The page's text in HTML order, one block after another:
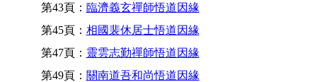
第43頁： 臨濟義玄禪師悟道因緣
第45頁： 相國裴休居士悟道因緣
第47頁： 靈雲志勤禪師悟道因緣
第49頁： 關南道吾和尚悟道因緣